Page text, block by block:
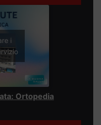
i
Ortopedia